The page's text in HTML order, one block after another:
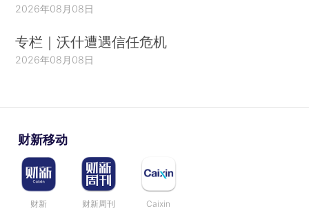
2026年08月08日
专栏｜沃什遭遇信任危机
2026年08月08日
财新移动
财新 财新周刊 Caixin